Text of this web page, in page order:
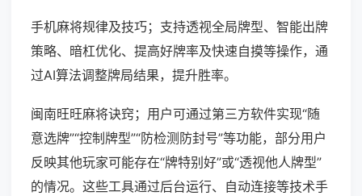
手机麻将规律及技巧；支持透视全局牌型、智能出牌
策略、暗杠优化、提高好牌率及快速自摸等操作，通
过AI算法调整牌局结果，提升胜率。
闽南旺旺麻将诀窍；用户可通过第三方软件实现“随
意选牌”“控制牌型”“防检测防封号”等功能，部分用户
反映其他玩家可能存在“牌特别好”或“透视他人牌型”
的情况。这些工具通过后台运行、自动连接等技术手